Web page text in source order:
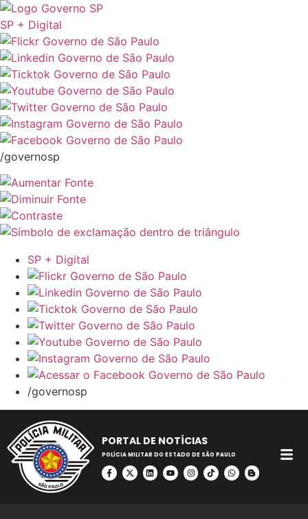
SP + Digital
/governosp
SP + Digital
/governosp
PORTAL DE NOTÍCIAS
POLÍCIA MILITAR DO ESTADO DE SÃO PAULO